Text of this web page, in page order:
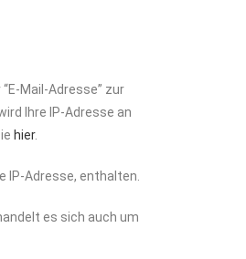
Mail-Adresse” zur
Ihre IP-Adresse an
hier.
IP-Adresse, enthalten.
es sich auch um